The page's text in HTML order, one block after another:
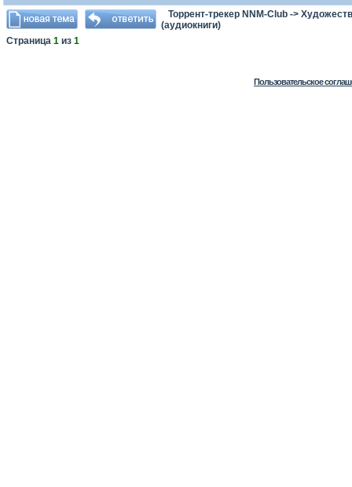
Торрент-трекер NNM-Club ->
(аудиокниги)
Страница 1 из 1
Пользовательское